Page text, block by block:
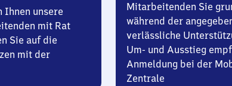
Ihnen unsere
mit Rat
Sie auf die
mit der
Mitarbeitenden Sie
während der
verlässliche
Um- und Ausstieg
Anmeldung bei der
Zentrale